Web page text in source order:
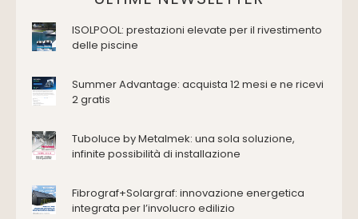
Edilizia
Antincendio e sicurezza
Attrezzature manuali
Cappe d'aspirazione
Consolidamento
Deumidificazione
ISOLPOOL: prestazioni elevate per il rivestimento
delle piscine
Summer Advantage: acquista 12 mesi e ne ricevi
2 gratis
Tuboluce by Metalmek: una sola soluzione,
infinite possibilità di installazione
Fibrograf+Solargraf: innovazione energetica
integrata per l’involucro edilizio